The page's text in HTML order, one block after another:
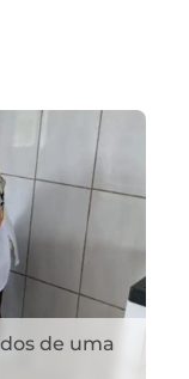
de uma